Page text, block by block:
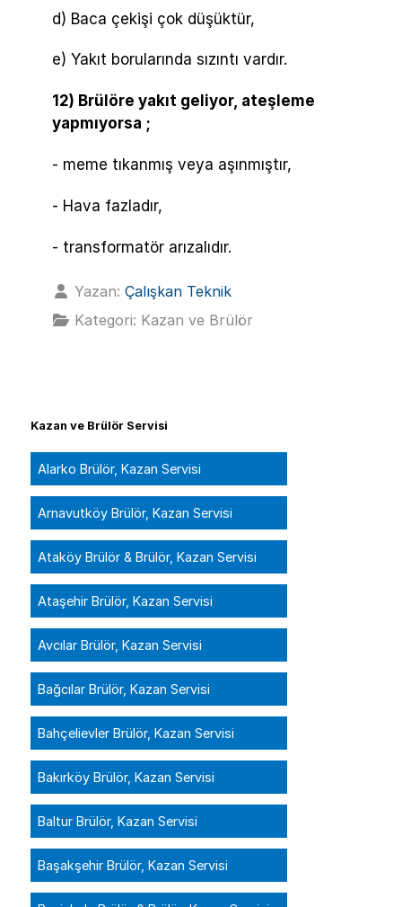
d) Baca çekişi çok düşüktür,
e) Yakıt borularında sızıntı vardır.
12) Brülöre yakıt geliyor, ateşleme
yapmıyorsa ;
- meme tıkanmış veya aşınmıştır,
- Hava fazladır,
- transformatör arızalıdır.
Yazan: Çalışkan Teknik
Kategori: Kazan ve Brülör
Kazan ve Brülör Servisi
Alarko Brülör, Kazan Servisi
Arnavutköy Brülör, Kazan Servisi
Ataköy Brülör & Brülör, Kazan Servisi
Ataşehir Brülör, Kazan Servisi
Avcılar Brülör, Kazan Servisi
Bağcılar Brülör, Kazan Servisi
Bahçelievler Brülör, Kazan Servisi
Bakırköy Brülör, Kazan Servisi
Baltur Brülör, Kazan Servisi
Başakşehir Brülör, Kazan Servisi